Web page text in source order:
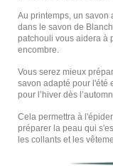
Au printemps, un savon
dans le savon de
patchouli vous aidera à
encombre.
Vous serez mieux
savon adapté pour l'été
pour l’hiver dès
Cela permettra à
préparer la peau qui
les collants et les